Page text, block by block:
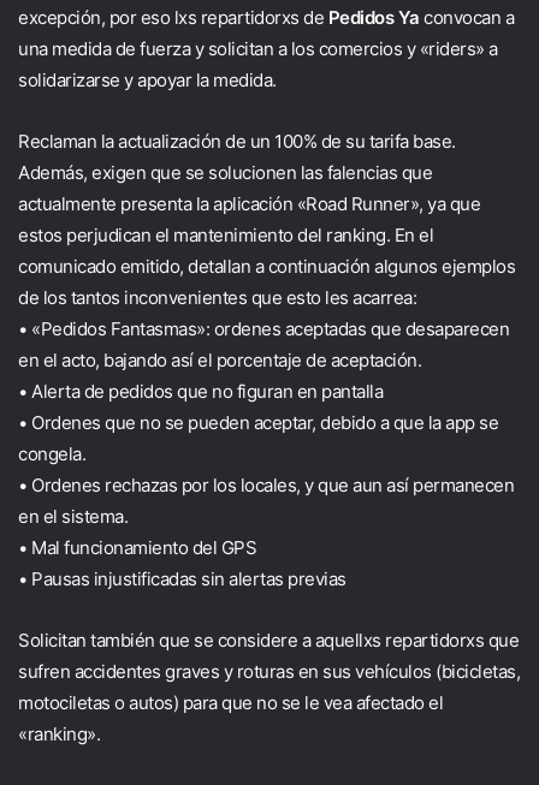
excepción, por eso lxs repartidorxs de Pedidos Ya convocan a
una medida de fuerza y solicitan a los comercios y «riders» a
solidarizarse y apoyar la medida.
Reclaman la actualización de un 100% de su tarifa base.
Además, exigen que se solucionen las falencias que
actualmente presenta la aplicación «Road Runner», ya que
estos perjudican el mantenimiento del ranking. En el
comunicado emitido, detallan a continuación algunos ejemplos
de los tantos inconvenientes que esto les acarrea:
• «Pedidos Fantasmas»: ordenes aceptadas que desaparecen
en el acto, bajando así el porcentaje de aceptación.
• Alerta de pedidos que no figuran en pantalla
• Ordenes que no se pueden aceptar, debido a que la app se
congela.
• Ordenes rechazas por los locales, y que aun así permanecen
en el sistema.
• Mal funcionamiento del GPS
• Pausas injustificadas sin alertas previas
Solicitan también que se considere a aquellxs repartidorxs que
sufren accidentes graves y roturas en sus vehículos (bicicletas,
motociletas o autos) para que no se le vea afectado el
«ranking».